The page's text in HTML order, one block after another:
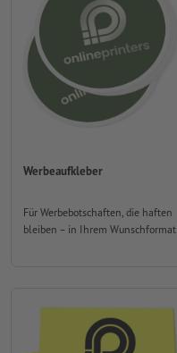
Werbeaufkleber
Für Werbebotschaften, die haften
bleiben – in Ihrem Wunschformat